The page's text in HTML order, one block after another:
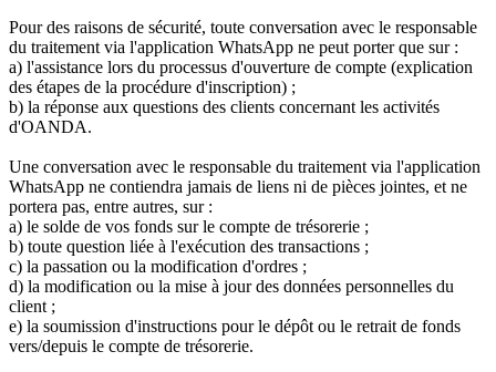
Pour des raisons de sécurité, toute conversation avec le responsable
du traitement via l'application WhatsApp ne peut porter que sur :
a) l'assistance lors du processus d'ouverture de compte (explication
des étapes de la procédure d'inscription) ;
b) la réponse aux questions des clients concernant les activités
d'OANDA.
Une conversation avec le responsable du traitement via l'application
WhatsApp ne contiendra jamais de liens ni de pièces jointes, et ne
portera pas, entre autres, sur :
a) le solde de vos fonds sur le compte de trésorerie ;
b) toute question liée à l'exécution des transactions ;
c) la passation ou la modification d'ordres ;
d) la modification ou la mise à jour des données personnelles du
client ;
e) la soumission d'instructions pour le dépôt ou le retrait de fonds
vers/depuis le compte de trésorerie.